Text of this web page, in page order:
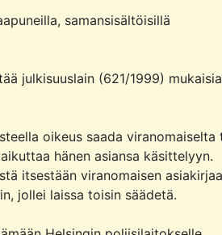
samansisältöisillä
julkisuuslain (621/1999) mukaisia
oikeus saada viranomaiselta
hänen asiansa käsittelyyn.
itsestään viranomaisen
jollei laissa toisin säädetä.